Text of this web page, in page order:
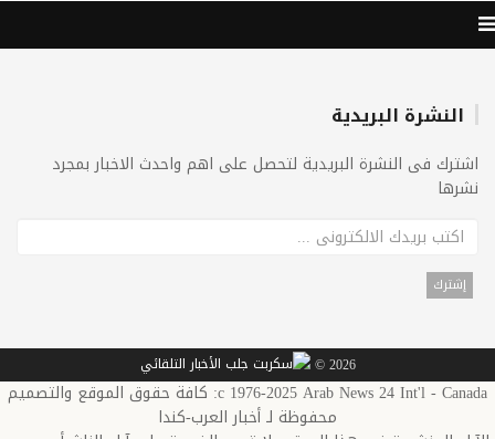
النشرة البريدية
اشترك فى النشرة البريدية لتحصل على اهم واحدث الاخبار بمجرد
نشرها
2026 ©
c 1976-2025 Arab News 24 Int'l - Canada: كافة حقوق الموقع والتصميم
محفوظة لـ أخبار العرب-كندا